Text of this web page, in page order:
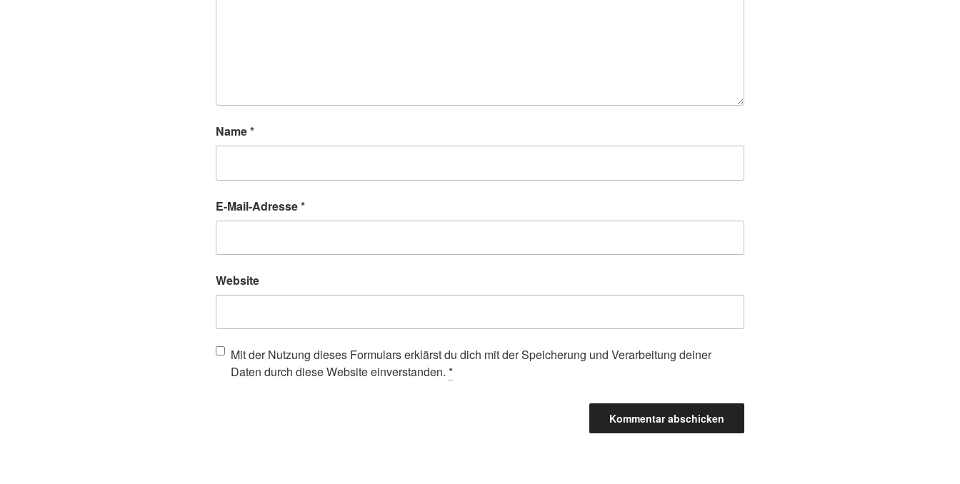
Name*
E-Mail-Adresse*
Website
Mit der Nutzung dieses Formulars erklärst du dich mit der Speicherung und Verarbeitung deiner
Daten durch diese Website einverstanden. *